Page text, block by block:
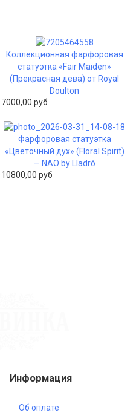
Коллекционная фарфоровая
статуэтка «Fair Maiden»
(Прекрасная дева) от Royal
Doulton
7000,00 руб
Фарфоровая статуэтка
«Цветочный дух» (Floral Spirit)
— NAO by Lladró
10800,00 руб
Информация
Об оплате